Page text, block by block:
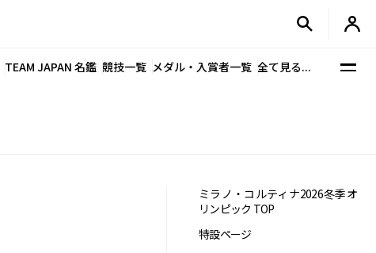
TEAM JAPAN 名鑑 競技一覧 メダル・入賞者一覧 全て見る...
ミラノ・コルティナ2026冬季オ
リンピック TOP
特設ページ